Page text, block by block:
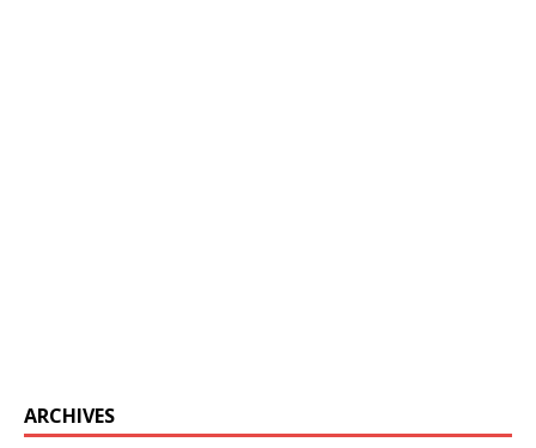
ARCHIVES